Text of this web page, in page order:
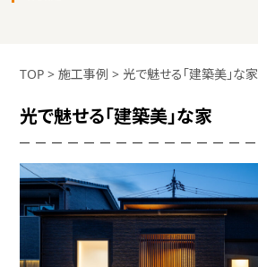
TOP >施工事例 > 光で魅せる「建築美」な家
光で魅せる「建築美」な家